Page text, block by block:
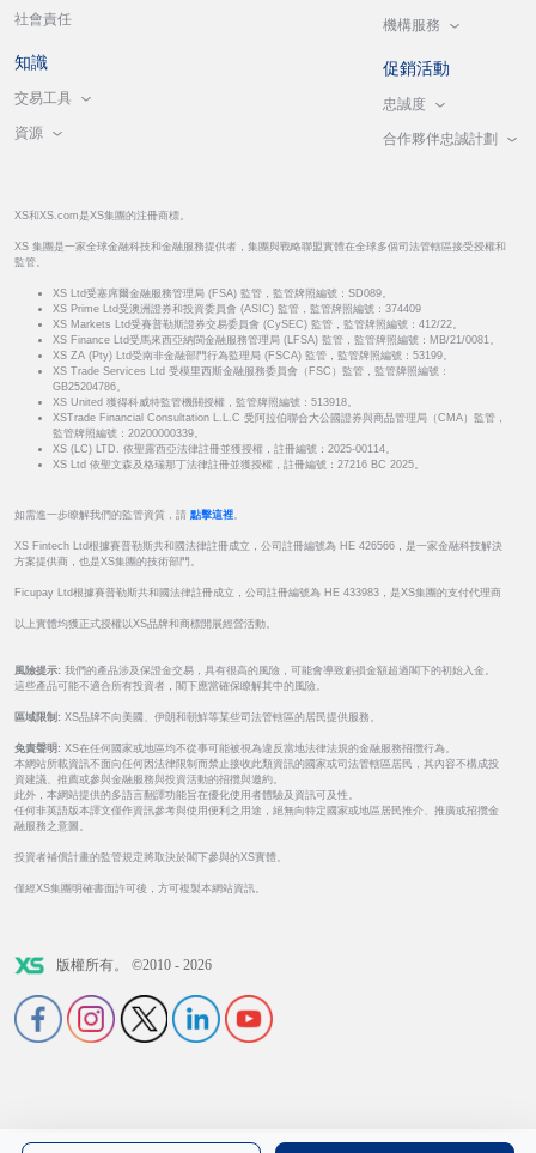
社會責任
知識
交易工具
資源
機構服務
促銷活動
忠誠度
合作夥伴忠誠計劃
XS和XS.com是XS集團的注冊商標。
XS 集團是一家全球金融科技和金融服務提供者，集團與戰略聯盟實體在全球多個司法管轄區接受授權和
監管。
XS Ltd受塞席爾金融服務管理局 (FSA) 監管，監管牌照編號：SD089。
XS Prime Ltd受澳洲證券和投資委員會 (ASIC) 監管，監管牌照編號：374409
XS Markets Ltd受賽普勒斯證券交易委員會 (CySEC) 監管，監管牌照編號：412/22。
XS Finance Ltd受馬來西亞納閩金融服務管理局 (LFSA) 監管，監管牌照編號：MB/21/0081。
XS ZA (Pty) Ltd受南非金融部門行為監理局 (FSCA) 監管，監管牌照編號：53199。
XS Trade Services Ltd 受模里西斯金融服務委員會（FSC）監管，監管牌照編號：
GB25204786。
XS United 獲得科威特監管機關授權，監管牌照編號：513918。
XSTrade Financial Consultation L.L.C 受阿拉伯聯合大公國證券與商品管理局（CMA）監管，
監管牌照編號：20200000339。
XS (LC) LTD. 依聖露西亞法律註冊並獲授權，註冊編號：2025-00114。
XS Ltd 依聖文森及格瑞那丁法律註冊並獲授權，註冊編號：27216 BC 2025。
如需進一步瞭解我們的監管資質，請 點擊這裡。
XS Fintech Ltd根據賽普勒斯共和國法律註冊成立，公司註冊編號為 HE 426566，是一家金融科技解決
方案提供商，也是XS集團的技術部門。
Ficupay Ltd根據賽普勒斯共和國法律註冊成立，公司註冊編號為 HE 433983，是XS集團的支付代理商
以上實體均獲正式授權以XS品牌和商標開展經營活動。
風險提示: 我們的產品涉及保證金交易，具有很高的風險，可能會導致虧損金額超過閣下的初始入金。
這些產品可能不適合所有投資者，閣下應當確保瞭解其中的風險。
區域限制: XS品牌不向美國、伊朗和朝鮮等某些司法管轄區的居民提供服務。
免責聲明: XS在任何國家或地區均不從事可能被視為違反當地法律法規的金融服務招攬行為。
本網站所載資訊不面向任何因法律限制而禁止接收此類資訊的國家或司法管轄區居民，其內容不構成投
資建議、推薦或參與金融服務與投資活動的招攬與邀約。
此外，本網站提供的多語言翻譯功能旨在優化使用者體驗及資訊可及性。
任何非英語版本譯文僅作資訊參考與使用便利之用途，絕無向特定國家或地區居民推介、推廣或招攬金
融服務之意圖。
投資者補償計畫的監管規定將取決於閣下參與的XS實體。
僅經XS集團明確書面許可後，方可複製本網站資訊。
版權所有。 ©2010 - 2026